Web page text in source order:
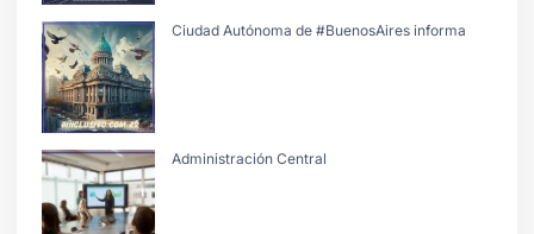
Ciudad Autónoma de #BuenosAires informa
Administración Central